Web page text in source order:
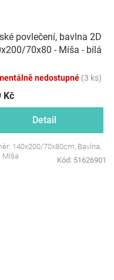
povlečení, bavlna 2D
70x80 - Míša - bílá
nedostupné (3 ks)
Kč
Detail
140x200/70x80cm, Bavlna,
Míša
Kód: 51626901